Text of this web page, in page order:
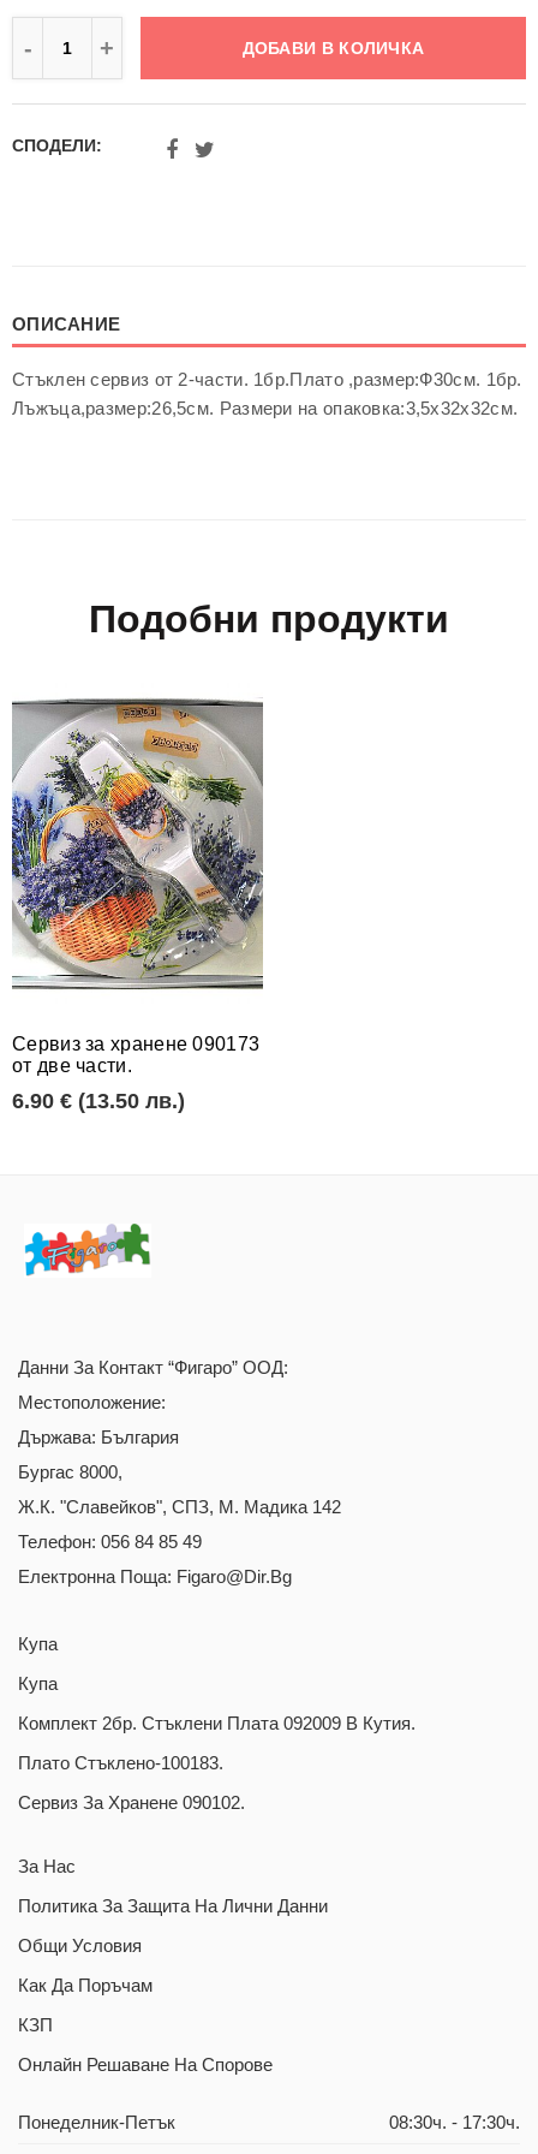
Пясъчни
ДОБАВИ В КОЛИЧКА
СПОДЕЛИ:
ОПИСАНИЕ
Стъклен сервиз от 2-части. 1бр.Плато ,размер:Ф30см. 1бр.
Лъжъца,размер:26,5см. Размери на опаковка:3,5х32х32см.
Подобни продукти
Сервиз за хранене 090173
от две части.
6.90 € (13.50 лв.)
Данни За Контакт “Фигаро” ООД:
Местоположение:
Държава: България
Бургас 8000,
Ж.к. "Славейков", СПЗ, М. Мадика 142
Телефон: 056 84 85 49
Електронна Поща: Figaro@dir.bg
Купа
Купа
Комплект 2бр. Стъклени Плата 092009 В Кутия.
Плато Стъклено-100183.
Сервиз За Хранене 090102.
За Нас
Политика За Защита На Лични Данни
Общи Условия
Как Да Поръчам
КЗП
Oнлайн Решаване На Спорове
Понеделник-Петък 08:30ч. - 17:30ч.